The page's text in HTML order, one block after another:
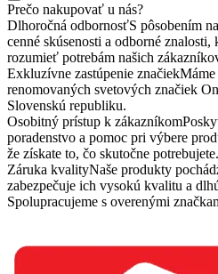
Prečo nakupovať u nás?
Dlhoročná odbornosťS pôsobením
cenné skúsenosti a odborné
rozumieť potrebám našich
Exkluzívne zastúpenie značiekMáme
renomovaných svetových značiek
Slovenskú republiku.
Osobitný prístup k zákazníkom
poradenstvo a pomoc pri výbere
že získate to, čo skutočne potrebujete.
Záruka kvalityNaše produkty
zabezpečuje ich vysokú kvalitu a
Spolupracujeme s overenými